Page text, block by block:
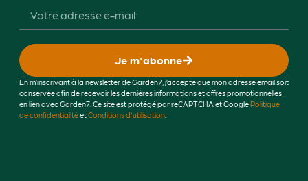
Je m'abonne
En m’inscrivant à la newsletter de Garden7, j’accepte que mon adresse email soit
conservée afin de recevoir les dernières informations et offres promotionnelles
en lien avec Garden7. Ce site est protégé par reCAPTCHA et GooglePolitique
de confidentialitéetConditions d'utilisation.